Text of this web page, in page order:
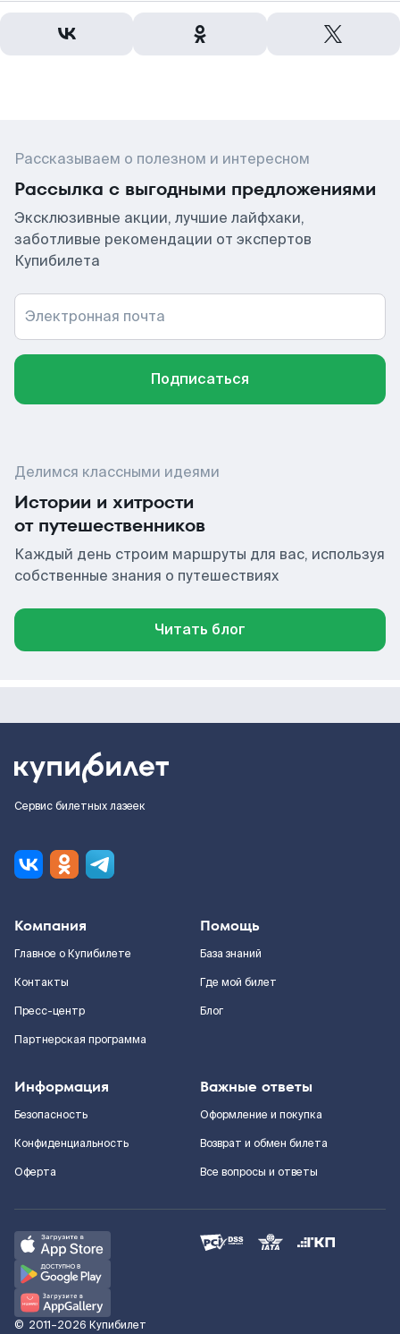
Рассказываем о полезном и интересном
Рассылка с выгодными предложениями
Эксклюзивные акции, лучшие лайфхаки,
заботливые рекомендации от экспертов
Купибилета
Электронная почта
Подписаться
Делимся классными идеями
Истории и хитрости
от путешественников
Каждый день строим маршруты для вас, используя
собственные знания о путешествиях
Читать блог
Сервис билетных лазеек
Компания
Главное о Купибилете
Контакты
Пресс-центр
Партнерская программа
Помощь
База знаний
Где мой билет
Блог
Информация
Безопасность
Конфиденциальность
Оферта
Важные ответы
Оформление и покупка
Возврат и обмен билета
Все вопросы и ответы
© 2011–2026 Купибилет